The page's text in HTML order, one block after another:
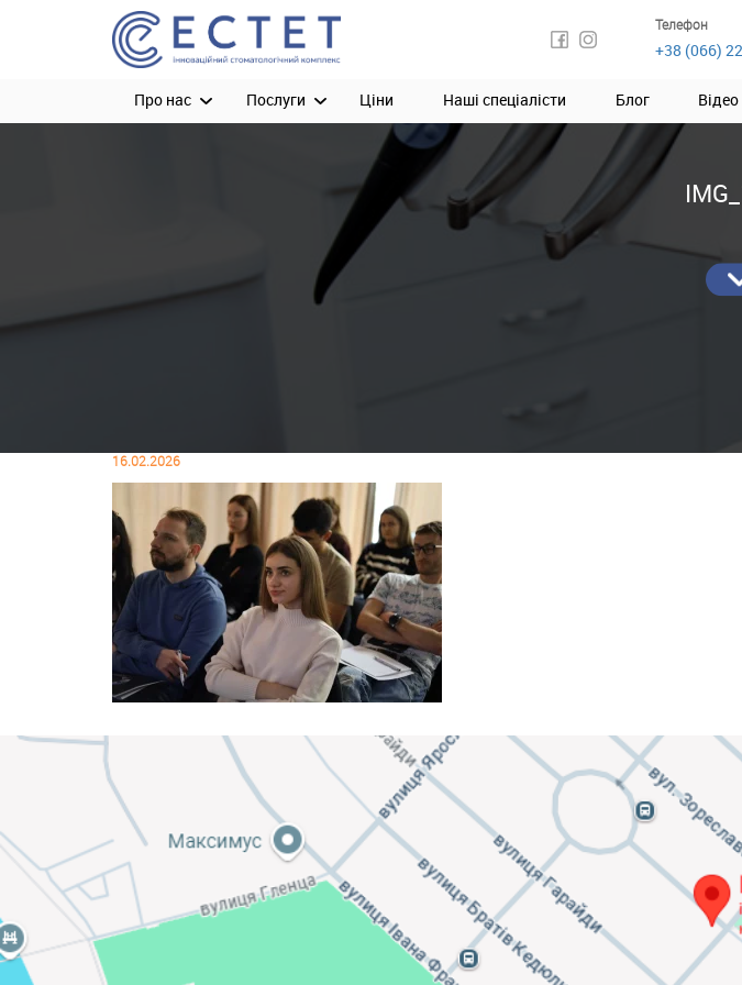
Телефон
+38 (066)
Про нас Послуги Ціни Наші спеціалісти Блог Відео
16.02.2026